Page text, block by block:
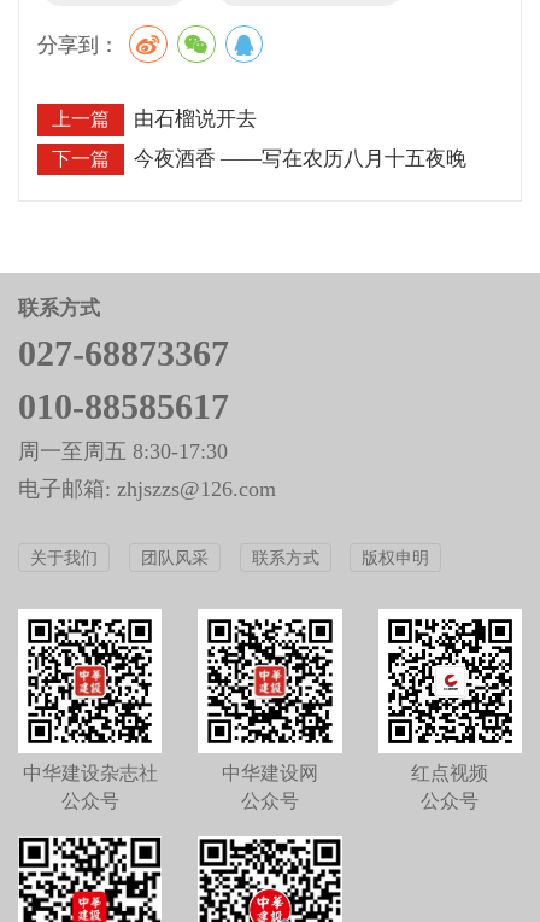
分享到：
上一篇 由石榴说开去
下一篇 今夜酒香 ——写在农历八月十五夜晚
联系方式
027-68873367
010-88585617
周一至周五 8:30-17:30
电子邮箱: zhjszzs@126.com
关于我们 团队风采 联系方式 版权申明
中华建设杂志社
公众号
中华建设网
公众号
红点视频
公众号